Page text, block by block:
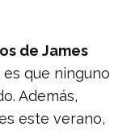
de James
que ninguno
Además,
este verano,